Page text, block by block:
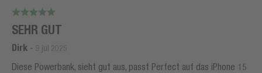
SEHR GUT
Dirk - 9 jul 2025
Diese Powerbank, sieht gut aus, passt Perfect auf das iPhone 15